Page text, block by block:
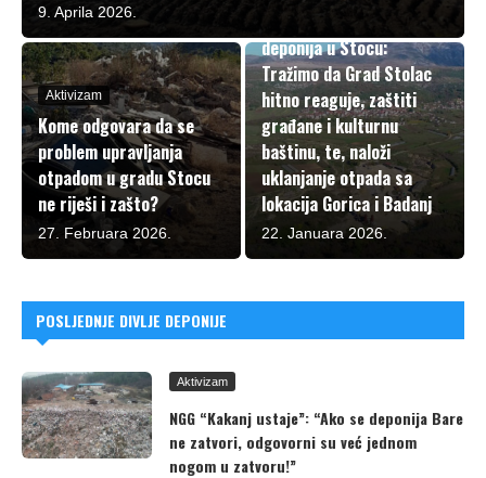
9. Aprila 2026.
Aktivizam
Kome odgovara da se
problem upravljanja
otpadom u gradu Stocu
ne riješi i zašto?
27. Februara 2026.
deponija u Stocu:
Tražimo da Grad Stolac
hitno reaguje, zaštiti
građane i kulturnu
baštinu, te, naloži
uklanjanje otpada sa
lokacija Gorica i Badanj
22. Januara 2026.
POSLJEDNJE DIVLJE DEPONIJE
Aktivizam
NGG “Kakanj ustaje”: “Ako se deponija Bare
ne zatvori, odgovorni su već jednom
nogom u zatvoru!”